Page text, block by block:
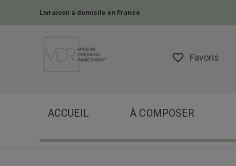
Livraison à domicile en France
Favoris
ACCUEIL À COMPOSER